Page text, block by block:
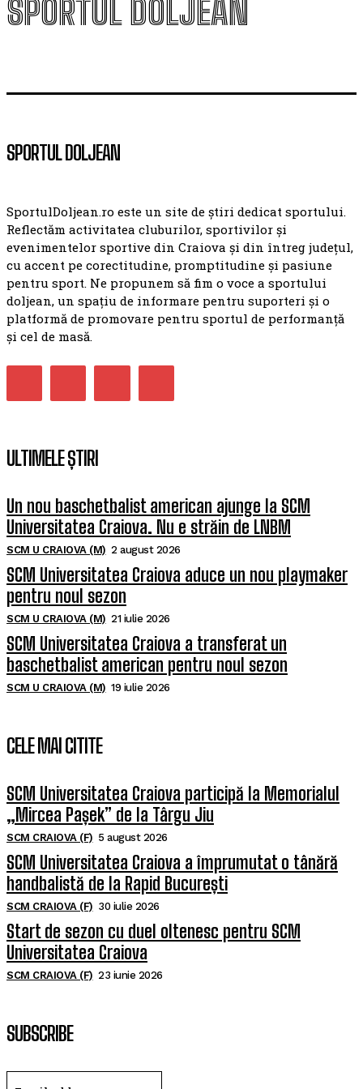
SPORTUL DOLJEAN
SPORTUL DOLJEAN
SportulDoljean.ro este un site de știri dedicat sportului.
Reflectăm activitatea cluburilor, sportivilor și
evenimentelor sportive din Craiova și din întreg județul,
cu accent pe corectitudine, promptitudine și pasiune
pentru sport. Ne propunem să fim o voce a sportului
doljean, un spațiu de informare pentru suporteri și o
platformă de promovare pentru sportul de performanță
și cel de masă.
ULTIMELE ȘTIRI
Un nou baschetbalist american ajunge la SCM
Universitatea Craiova. Nu e străin de LNBM
SCM U CRAIOVA (M) 2 august 2026
SCM Universitatea Craiova aduce un nou playmaker
pentru noul sezon
SCM U CRAIOVA (M) 21 iulie 2026
SCM Universitatea Craiova a transferat un
baschetbalist american pentru noul sezon
SCM U CRAIOVA (M) 19 iulie 2026
CELE MAI CITITE
SCM Universitatea Craiova participă la Memorialul
„Mircea Pașek” de la Târgu Jiu
SCM CRAIOVA (F) 5 august 2026
SCM Universitatea Craiova a împrumutat o tânără
handbalistă de la Rapid București
SCM CRAIOVA (F) 30 iulie 2026
Start de sezon cu duel oltenesc pentru SCM
Universitatea Craiova
SCM CRAIOVA (F) 23 iunie 2026
SUBSCRIBE